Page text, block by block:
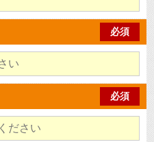
必須
必須